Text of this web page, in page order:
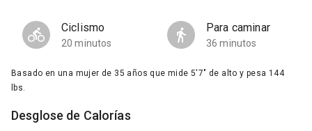
Ciclismo
20 minutos
Para caminar
36 minutos
Basado en una mujer de 35 años que mide 5'7" de alto y pesa 144
lbs.
Desglose de Calorías